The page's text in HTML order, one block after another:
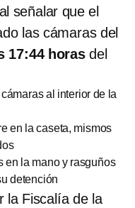
al señalar que el
las cámaras del
17:44 horasdel
al interior de la
en la caseta, mismos
en la mano y rasguños
detención
la Fiscalía de la